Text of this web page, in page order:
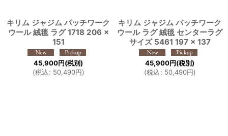
キリム ジャジム パッチワーク
ウール 絨毯 ラグ 1718 206 ×
151
45,900円(税別)
(税込: 50,490円)
キリム ジャジム パッチワーク
ウール ラグ 絨毯 センターラグ
サイズ 5461 197 × 137
45,900円(税別)
(税込: 50,490円)